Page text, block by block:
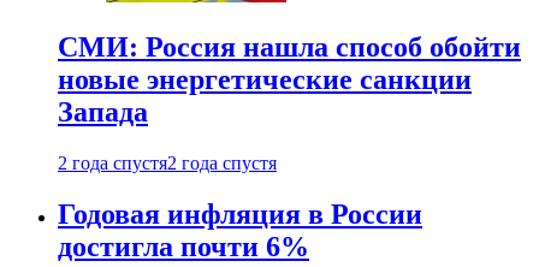
СМИ: Россия нашла способ обойти
новые энергетические санкции
Запада
2 года спустя2 года спустя
Годовая инфляция в России
достигла почти 6%